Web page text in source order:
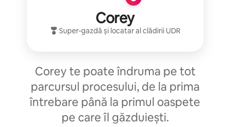
Corey
Super-gazdă și locatar al clădirii UDR
Corey te poate îndruma pe tot
parcursul procesului, de la prima
întrebare până la primul oaspete
pe care îl găzduiești.